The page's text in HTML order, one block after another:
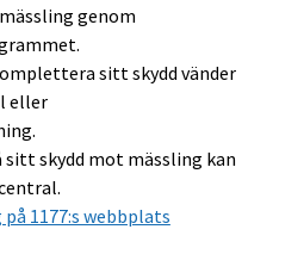
genom
sitt skydd vänder
eller
sitt skydd mot mässling kan
1177:s webbplats